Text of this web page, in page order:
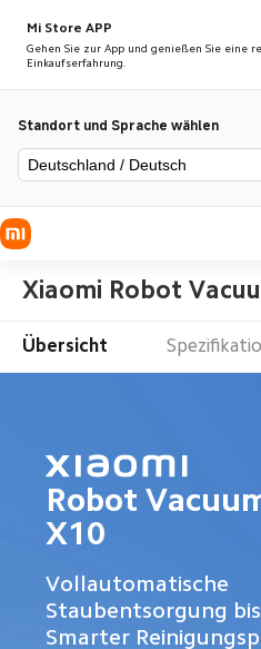
Mi Store APP
Gehen Sie zur App und genießen Sie eine
Einkaufserfahrung.
Standort und Sprache wählen
Deutschland / Deutsch
Xiaomi Robot
Übersicht
Robot
X10
Vollautomatische
Staubentsorgung
Smarter